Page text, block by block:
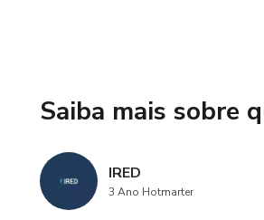
Saiba mais sobre
IRED
3 Ano Hotmarter